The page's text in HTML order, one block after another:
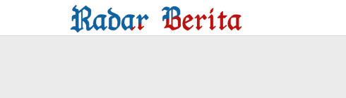
konten